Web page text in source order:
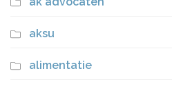
aksu
alimentatie